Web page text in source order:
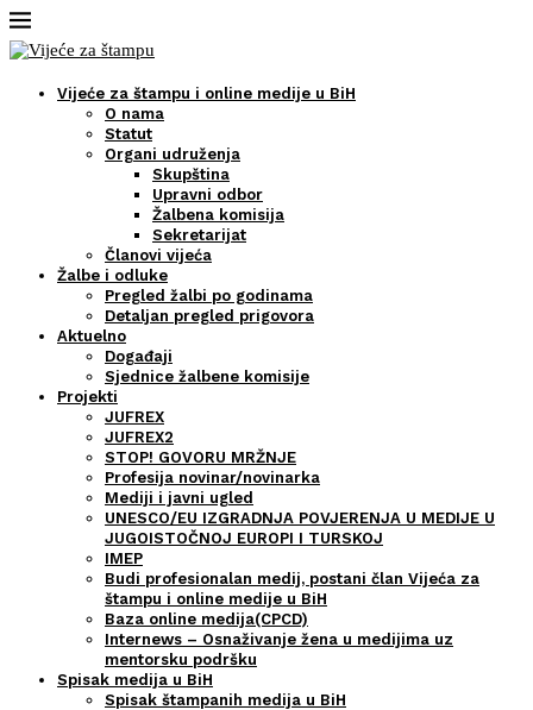
Vijeće za štampu i online medije u BiH
O nama
Statut
Organi udruženja
Skupština
Upravni odbor
Žalbena komisija
Sekretarijat
Članovi vijeća
Žalbe i odluke
Pregled žalbi po godinama
Detaljan pregled prigovora
Aktuelno
Događaji
Sjednice žalbene komisije
Projekti
JUFREX
JUFREX2
STOP! GOVORU MRŽNJE
Profesija novinar/novinarka
Mediji i javni ugled
UNESCO/EU IZGRADNJA POVJERENJA U MEDIJE U
JUGOISTOČNOJ EUROPI I TURSKOJ
IMEP
Budi profesionalan medij, postani član Vijeća za
štampu i online medije u BiH
Baza online medija(CPCD)
Internews – Osnaživanje žena u medijima uz
mentorsku podršku
Spisak medija u BiH
Spisak štampanih medija u BiH